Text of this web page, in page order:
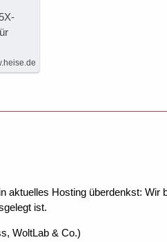
aktuelles Hosting überdenkst:
ist.
WoltLab & Co.)